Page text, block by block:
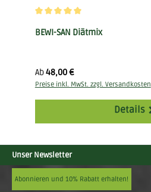
BEWI-SAN Diätmix
Regulärer Preis:
Ab48,00 €
Preise inkl. MwSt. zzgl. Versandkosten
Details
Unser Newsletter
Abonnieren und 10% Rabatt erhalten!